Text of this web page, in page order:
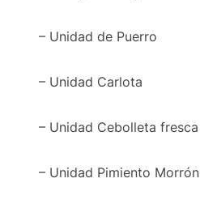
– Unidad de Puerro
– Unidad Carlota
– Unidad Cebolleta fresca
– Unidad Pimiento Morrón